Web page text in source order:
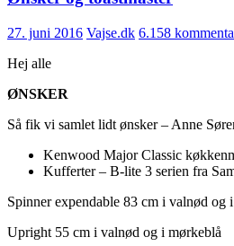
27. juni 2016 Vajse.dk 6.158
Hej alle
ØNSKER
Så fik vi samlet lidt ønsker – Anne
Kenwood Major Classic
Kufferter – B-lite 3 serien fra
Spinner expendable 83 cm i valnød og
Upright 55 cm i valnød og i mørkeblå